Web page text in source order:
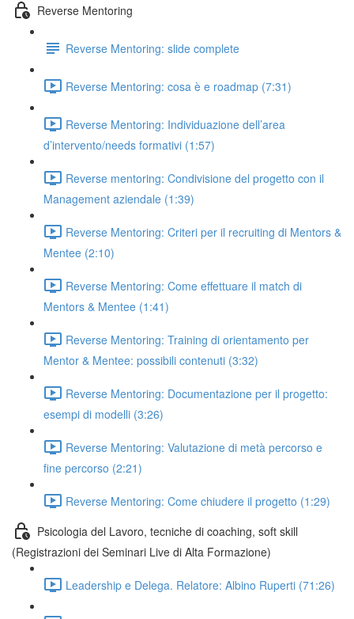
Reverse Mentoring
Reverse Mentoring: slide complete
Reverse Mentoring: cosa è e roadmap (7:31)
Reverse Mentoring: Individuazione dell’area
d’intervento/needs formativi (1:57)
Reverse mentoring: Condivisione del progetto con il
Management aziendale (1:39)
Reverse Mentoring: Criteri per il recruiting di Mentors &
Mentee (2:10)
Reverse Mentoring: Come effettuare il match di
Mentors & Mentee (1:41)
Reverse Mentoring: Training di orientamento per
Mentor & Mentee: possibili contenuti (3:32)
Reverse Mentoring: Documentazione per il progetto:
esempi di modelli (3:26)
Reverse Mentoring: Valutazione di metà percorso e
fine percorso (2:21)
Reverse Mentoring: Come chiudere il progetto (1:29)
Psicologia del Lavoro, tecniche di coaching, soft skill
(Registrazioni dei Seminari Live di Alta Formazione)
Leadership e Delega. Relatore: Albino Ruperti (71:26)